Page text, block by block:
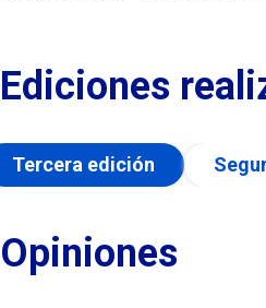
Ediciones
Tercera edición
Opiniones